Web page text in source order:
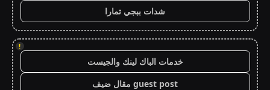
شدات ببجي تمارا
!
خدمات الباك لينك والجيست
guest post مقال ضيف